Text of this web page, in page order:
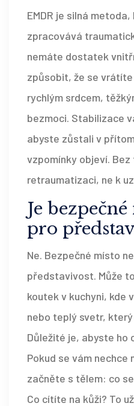
EMDR je silná
zpracovává
nemáte dostatek
způsobit, že se
rychlým srdcem,
bezmoci. Stabilizace
abyste zůstali v
vzpomínky objeví. Bez
retraumatizaci, ne k
Je
pro
Ne. Bezpečné místo
představivost. Může
koutek v kuchyni, kde
nebo teplý svetr,
Důležité je, abyste
Pokud se vám
začněte s tělem: co
Co cítíte na kůži? To